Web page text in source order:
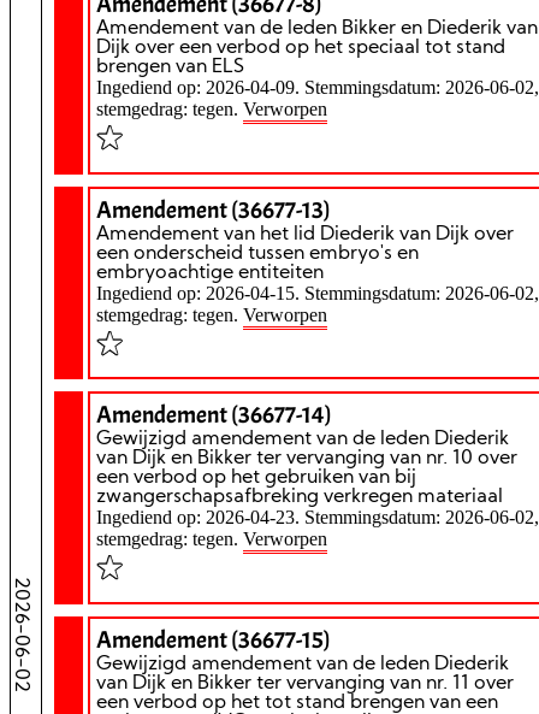
2026-06-02
Amendement van de leden Bikker en Diederik van
Dijk over een verbod op het speciaal tot stand
brengen van ELS
Ingediend op: 2026-04-09. Stemmingsdatum: 2026-06-02,
stemgedrag: tegen. Verworpen
Amendement (36677-13)
Amendement van het lid Diederik van Dijk over
een onderscheid tussen embryo's en
embryoachtige entiteiten
Ingediend op: 2026-04-15. Stemmingsdatum: 2026-06-02,
stemgedrag: tegen. Verworpen
Amendement (36677-14)
Gewijzigd amendement van de leden Diederik
van Dijk en Bikker ter vervanging van nr. 10 over
een verbod op het gebruiken van bij
zwangerschapsafbreking verkregen materiaal
Ingediend op: 2026-04-23. Stemmingsdatum: 2026-06-02,
stemgedrag: tegen. Verworpen
Amendement (36677-15)
Gewijzigd amendement van de leden Diederik
van Dijk en Bikker ter vervanging van nr. 11 over
een verbod op het tot stand brengen van een